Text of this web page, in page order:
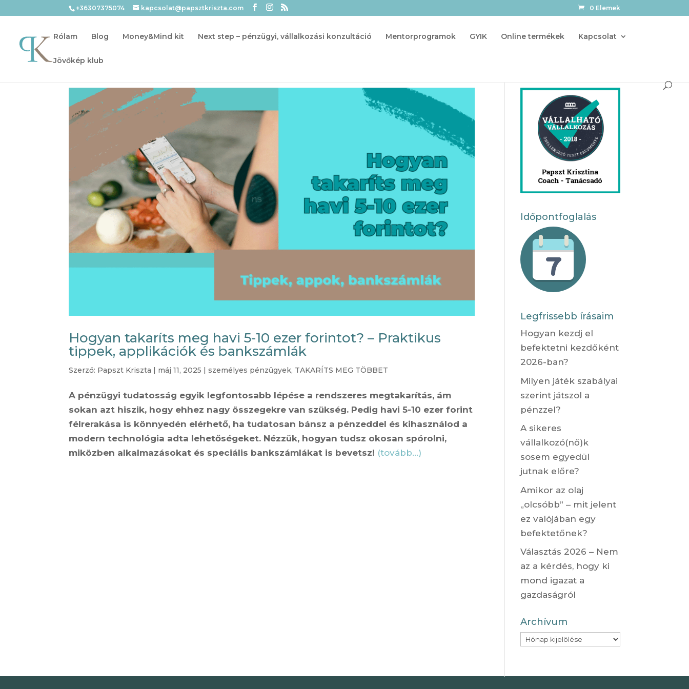
+36307375074 kapcsolat@papsztkriszta.com 0 Elemek
Rólam Blog Money&Mind kit Next step – pénzügyi, vállalkozási konzultáció Mentorprogramok GYIK Online termékek Kapcsolat
Jövőkép klub
Hogyan takaríts meg havi 5-10 ezer forintot? – Praktikus
tippek, applikációk és bankszámlák
Szerző: Papszt Kriszta | máj 11, 2025 |személyes pénzügyek, TAKARÍTS MEG TÖBBET
A pénzügyi tudatosság egyik legfontosabb lépése a rendszeres megtakarítás, ám
sokan azt hiszik, hogy ehhez nagy összegekre van szükség. Pedig havi 5-10 ezer forint
félrerakása is könnyedén elérhető, ha tudatosan bánsz a pénzeddel és kihasználod a
modern technológia adta lehetőségeket. Nézzük, hogyan tudsz okosan spórolni,
miközben alkalmazásokat és speciális bankszámlákat is bevetsz! (tovább…)
Időpontfoglalás
Legfrissebb írásaim
Hogyan kezdj el
befektetni kezdőként
2026-ban?
Milyen játék szabályai
szerint játszol a
pénzzel?
A sikeres
vállalkozó(nő)k
sosem egyedül
jutnak előre?
Amikor az olaj
„olcsóbb” – mit jelent
ez valójában egy
befektetőnek?
Választás 2026 – Nem
az a kérdés, hogy ki
mond igazat a
gazdaságról
Archívum
Archívum